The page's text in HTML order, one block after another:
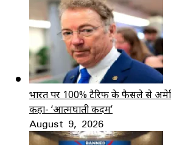
भारत पर 100% टैरिफ के फैसले से
कहा- ‘आत्मघाती कदम’
August 9, 2026